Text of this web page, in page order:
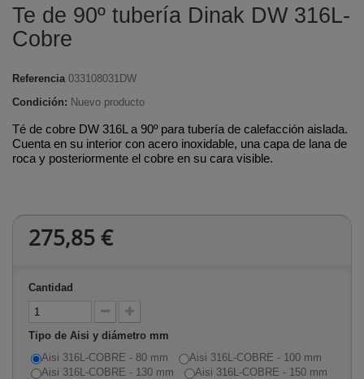
Te de 90º tubería Dinak DW 316L-
Cobre
Referencia 033108031DW
Condición: Nuevo producto
Té de cobre DW 316L a 90º para tubería de calefacción aislada.
Cuenta en su interior con acero inoxidable, una capa de lana de
roca y posteriormente el cobre en su cara visible.
275,85 €
Cantidad
Tipo de Aisi y diámetro mm
Aisi 316L-COBRE - 80 mm
Aisi 316L-COBRE - 100 mm
Aisi 316L-COBRE - 130 mm
Aisi 316L-COBRE - 150 mm